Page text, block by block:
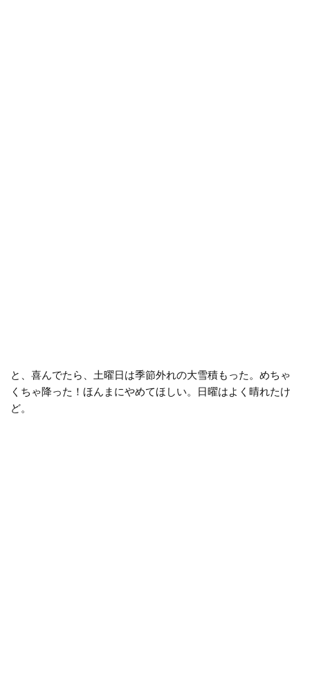
と、喜んでたら、土曜日は季節外れの大雪積もった。めちゃ
くちゃ降った！ほんまにやめてほしい。日曜はよく晴れたけ
ど。